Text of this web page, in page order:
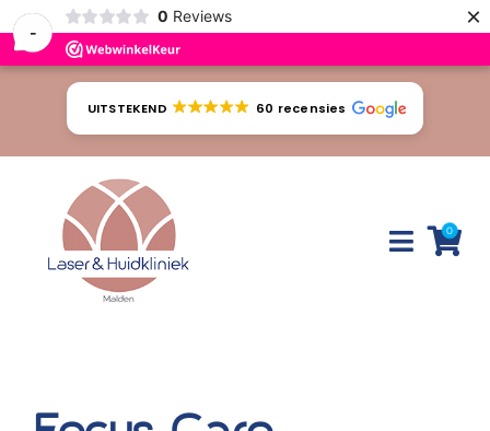
-
0 Reviews ×
UITSTEKEND 60 recensies
Toggle
0